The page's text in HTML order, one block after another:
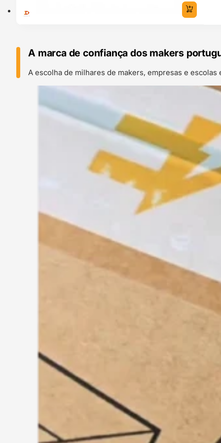
A marca de confiança dos makers
A escolha de milhares de makers, empresas e escolas